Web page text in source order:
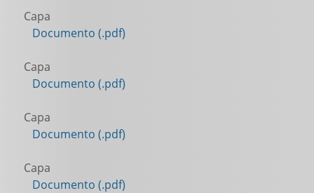
Capa
Documento (.pdf)
Capa
Documento (.pdf)
Capa
Documento (.pdf)
Capa
Documento (.pdf)